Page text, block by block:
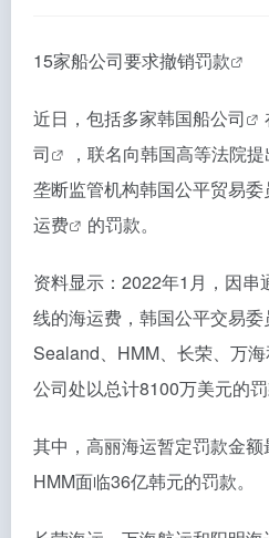
15家船公司要求撤销罚款
近日，包括多家韩国船公司
司
，联名向韩国高等法院
垄断监管机构韩国公平贸易
运费
的罚款。
资料显示：2022年1月，因
线的海运费，韩国公平交易
Sealand、HMM、长荣、万
公司处以总计8100万美元的罚
其中，高丽海运暂定罚款金额
HMM面临36亿韩元的罚款。